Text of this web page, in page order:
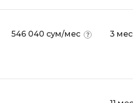
546 040 сум/мес 3
PostgreSQL